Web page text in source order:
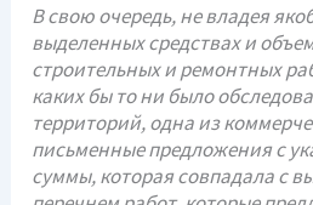
В свою очередь, не владея
выделенных средствах и
строительных и ремонтных
каких бы то ни было
территорий, одна из
письменные предложения с
суммы, которая совпадала с